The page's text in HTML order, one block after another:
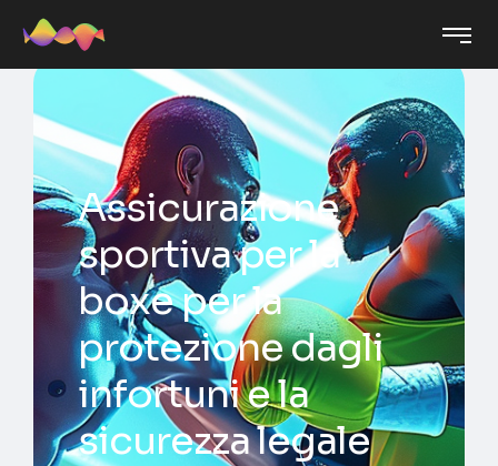
Assicurazione
sportiva per la
boxe per la
protezione dagli
infortuni e la
sicurezza legale